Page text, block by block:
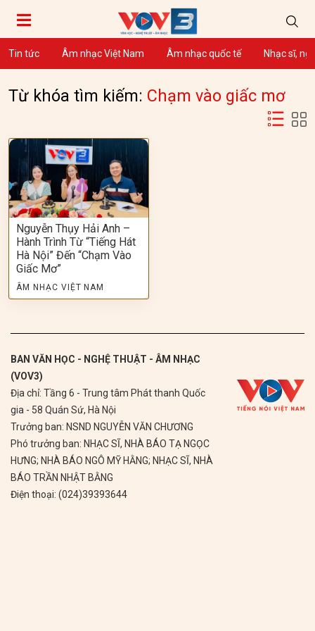
Tin tức Âm nhạc Việt Nam Âm nhạc quốc tế Nhạc sĩ,
Từ khóa tìm kiếm: Chạm vào giấc mơ
Nguyễn Thụy Hải Anh –
Hành Trình Từ “Tiếng Hát
Hà Nội” Đến “Chạm Vào
Giấc Mơ”
ÂM NHẠC VIỆT NAM
BAN VĂN HỌC - NGHỆ THUẬT - ÂM NHẠC
(VOV3)
Địa chỉ: Tầng 6 - Trung tâm Phát thanh Quốc
gia - 58 Quán Sứ, Hà Nội
Trưởng ban: NSND NGUYỄN VĂN CHƯƠNG
Phó trưởng ban: NHẠC SĨ, NHÀ BÁO TẠ NGỌC
HƯNG; NHÀ BÁO NGÔ MỸ HẰNG; NHẠC SĨ, NHÀ
BÁO TRẦN NHẬT BẰNG
Điện thoại: (024)39393644